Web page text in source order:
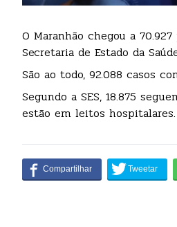
O Maranhão chegou a
Secretaria de Estado da
São ao todo, 92.088 casos
Segundo a SES, 18.875
estão em leitos